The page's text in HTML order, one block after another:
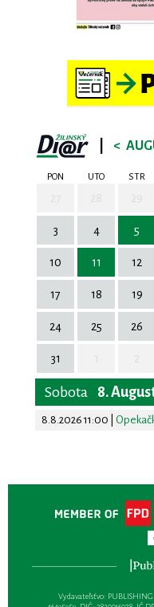
<
PON UTO STR
3 4 5
10 11 12
17 18 19
24 25 26
31
Sobota 8.
8.8.2026 11:00
Vydavateľsťvo: PUBLISHING